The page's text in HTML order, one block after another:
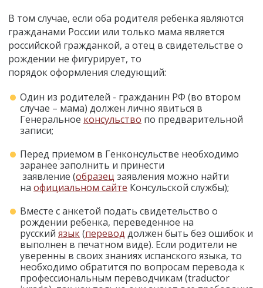
В том случае, если оба родителя ребенка являются
гражданами России или только мама является
российской гражданкой, а отец в свидетельстве о
рождении не фигурирует, то
порядок оформления следующий:
Один из родителей - гражданин РФ (во втором
случае – мама) должен лично явиться в
Генеральное консульство по предварительной
записи;
Перед приемом в Генконсульстве необходимо
заранее заполнить и принести
заявление (образец заявления можно найти
на официальном сайте Консульской службы);
Вместе с анкетой подать свидетельство о
рождении ребенка, переведенное на
русский язык(перевод должен быть без ошибок и
выполнен в печатном виде). Если родители не
уверенны в своих знаниях испанского языка, то
необходимо обратится по вопросам перевода к
профессиональным переводчикам (traductor